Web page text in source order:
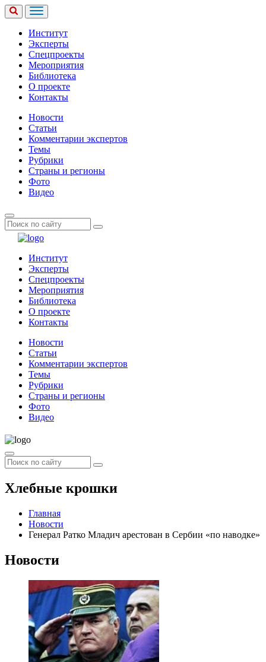
Институт
Эксперты
Спецпроекты
Мероприятия
Библиотека
О проекте
Контакты
Новости
Статьи
Комментарии экспертов
Темы
Рубрики
Страны и регионы
Фото
Видео
Институт
Эксперты
Спецпроекты
Мероприятия
Библиотека
О проекте
Контакты
Новости
Статьи
Комментарии экспертов
Темы
Рубрики
Страны и регионы
Фото
Видео
Хлебные крошки
Главная
Новости
Генерал Ратко Младич арестован в Сербии «по наводке»
Новости